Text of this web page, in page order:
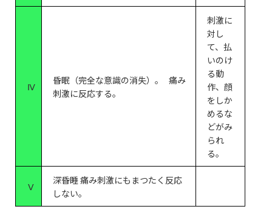
Ⅳ
昏眠（完全な意識の消失）。 痛み
刺激に反応する。
刺激に
対し
て、払
いのけ
る動
作、顔
をしか
めるな
どがみ
られ
る。
Ⅴ
深昏睡 痛み刺激にもまつたく反応
しない。